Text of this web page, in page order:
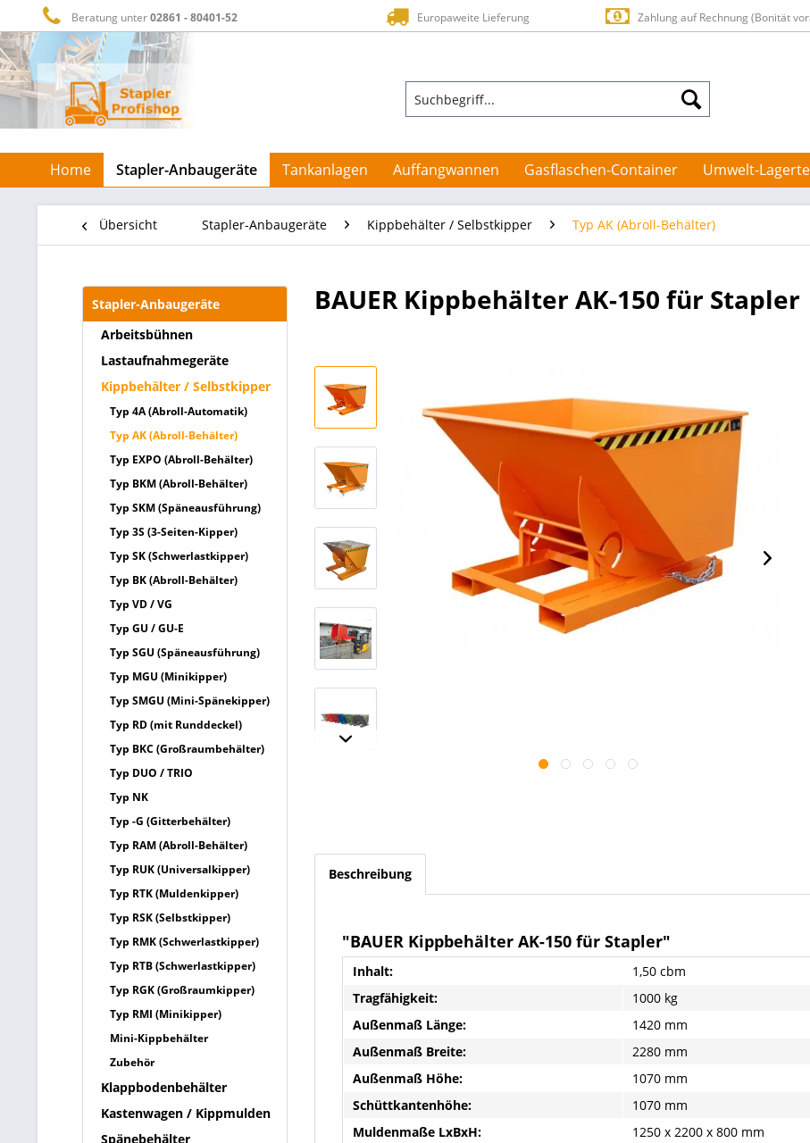
Beratung unter02861 - 80401-52 Europaweite Lieferung Zahlung auf Rechnung (Bonität
Home Stapler-Anbaugeräte Tankanlagen Auffangwannen Gasflaschen-Container Umwelt-
Übersicht Stapler-Anbaugeräte Kippbehälter / Selbstkipper Typ AK (Abroll-Behälter)
Stapler-Anbaugeräte
Arbeitsbühnen
Lastaufnahmegeräte
Kippbehälter / Selbstkipper
Typ 4A (Abroll-Automatik)
Typ AK (Abroll-Behälter)
Typ EXPO (Abroll-Behälter)
Typ BKM (Abroll-Behälter)
Typ SKM (Späneausführung)
Typ 3S (3-Seiten-Kipper)
Typ SK (Schwerlastkipper)
Typ BK (Abroll-Behälter)
Typ VD / VG
Typ GU / GU-E
Typ SGU (Späneausführung)
Typ MGU (Minikipper)
Typ SMGU (Mini-Spänekipper)
Typ RD (mit Runddeckel)
Typ BKC (Großraumbehälter)
Typ DUO / TRIO
Typ NK
Typ -G (Gitterbehälter)
Typ RAM (Abroll-Behälter)
Typ RUK (Universalkipper)
Typ RTK (Muldenkipper)
Typ RSK (Selbstkipper)
Typ RMK (Schwerlastkipper)
Typ RTB (Schwerlastkipper)
Typ RGK (Großraumkipper)
Typ RMI (Minikipper)
Mini-Kippbehälter
Zubehör
Klappbodenbehälter
Kastenwagen / Kippmulden
Spänebehälter
BAUER Kippbehälter AK-150 für Stapler
Beschreibung
"BAUER Kippbehälter AK-150 für Stapler"
Inhalt:
1,50 cbm
Tragfähigkeit:
1000 kg
Außenmaß Länge:
1420 mm
Außenmaß Breite:
2280 mm
Außenmaß Höhe:
1070 mm
Schüttkantenhöhe:
1070 mm
Muldenmaße LxBxH:
1250 x 2200 x 800 mm